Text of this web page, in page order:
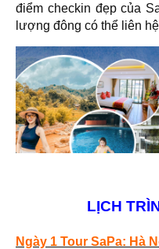
điểm checkin đẹp của
lượng đông có thể liên
LỊCH
Ngày 1 Tour SaPa: Hà